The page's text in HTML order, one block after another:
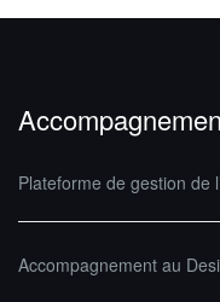
Plateforme de gestion de
Accompagnement au